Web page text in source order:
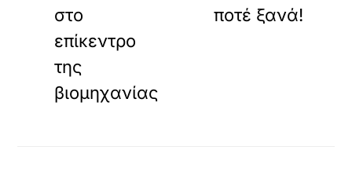
στο
επίκεντρο
της
βιομηχανίας
ποτέ ξανά!